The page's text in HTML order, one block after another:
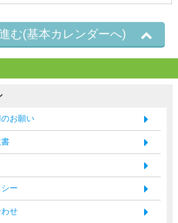
む(基本カレンダーへ)
お願い
ー
せ